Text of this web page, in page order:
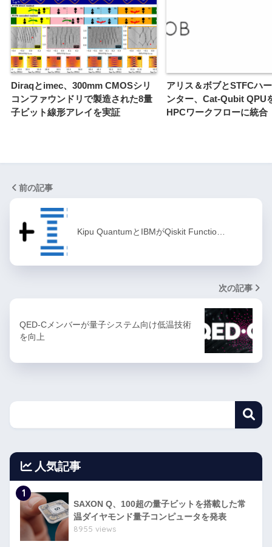
Diraqとimec、300mm CMOSシリ
コンファウンドリで製造された8量
子ビット線形アレイを実証
アリス＆ボブとSTFCハ
ンター、Cat-Qubit QPU
HPCワークフローに統合
前の記事
Kipu QuantumとIBMがQiskit Functio…
次の記事
QED-Cメンバーが量子システム向け低温技術
を向上
人気記事
1
SAXON Q、100超の量子ビットを搭載した常
温ダイヤモンド量子コンピュータを発表
8955 views